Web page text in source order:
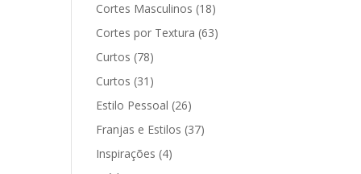
Cortes Masculinos (18)
Cortes por Textura (63)
Curtos (78)
Curtos (31)
Estilo Pessoal (26)
Franjas e Estilos (37)
Inspirações (4)